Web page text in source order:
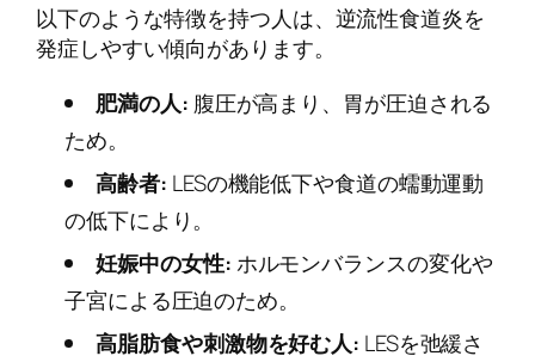
以下のような特徴を持つ人は、逆流性食道炎を
発症しやすい傾向があります。
肥満の人: 腹圧が高まり、胃が圧迫される
ため。
高齢者: LESの機能低下や食道の蠕動運動
の低下により。
妊娠中の女性:ホルモンバランスの変化や
子宮による圧迫のため。
高脂肪食や刺激物を好む人: LESを弛緩さ